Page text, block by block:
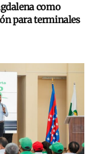
como
para terminales